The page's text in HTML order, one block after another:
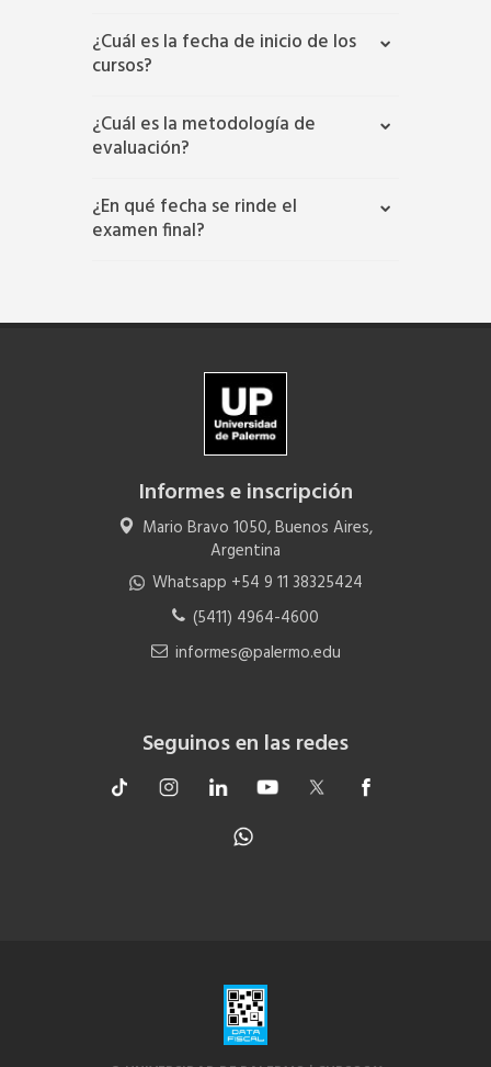
¿Cuál es la fecha de inicio de los
cursos?
¿Cuál es la metodología de
evaluación?
¿En qué fecha se rinde el
examen final?
Informes e inscripción
Mario Bravo 1050, Buenos Aires,
Argentina
Whatsapp +54 9 11 38325424
(5411) 4964-4600
informes@palermo.edu
Seguinos en las redes